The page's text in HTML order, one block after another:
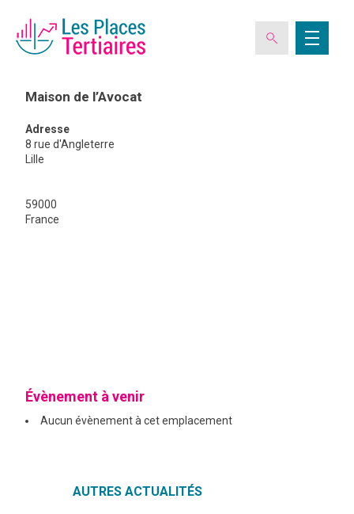
PUBLICATIONS
Maison de l’Avocat
Adresse
8 rue d'Angleterre
Lille
59000
France
Évènement à venir
Aucun évènement à cet emplacement
AUTRES ACTUALITÉS